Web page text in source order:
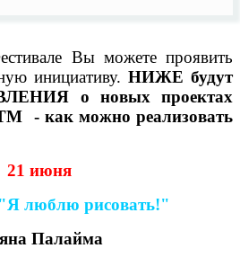
Вы можете проявить
инициативу. НИЖЕ будут
о новых проектах
- как можно реализовать
21 июня
"Я люблю рисовать!"
Палайма